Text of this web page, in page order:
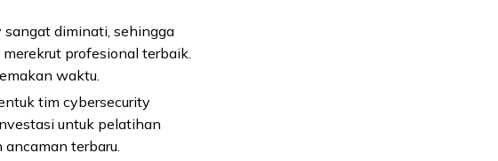
sangat diminati, sehingga
profesional terbaik.
waktu.
tim cybersecurity
untuk pelatihan
terbaru.